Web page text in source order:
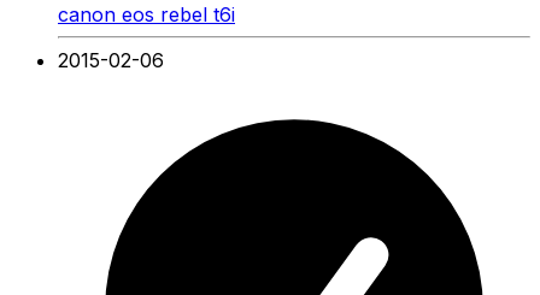
canon eos rebel t6i
2015-02-06